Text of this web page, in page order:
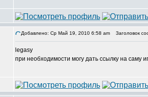
Добавлено: Ср Май 19, 2010 6:58 am Заголовок
legasy
при необходимости могу дать ссылку на саму